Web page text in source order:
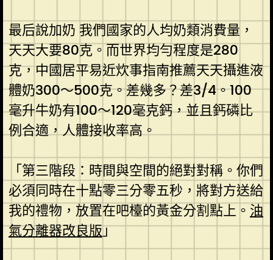
最后說加奶 我們國家的人均奶類消費量，
天天大要80克。而世界均勻程度是280
克，中國居平易近炊事指南推薦天天攝進液
體奶300～500克。差幾多？差3/4。100
毫升牛奶有100～120毫克鈣，並且鈣磷比
例合適，人體接收率高。
「第三階段：時間與空間的絕對對稱。你們
必須同時在十點零三分零五秒，將對方送給
我的禮物，放置在吧檯的黃金分割點上。 油
氣分離器改良版」